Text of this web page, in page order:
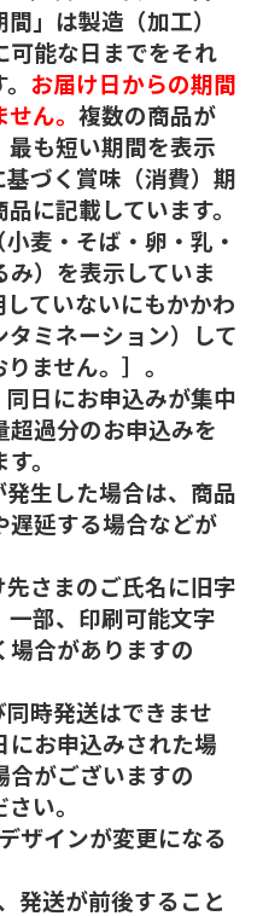
」は製造（加工）
可能な日までをそれ
お届け日からの期間
ん。 複数の商品が
も短い期間を表示
づく賞味（消費）期
に記載しています。
麦・そば・卵・乳・
）を表示していま
ていないにもかかわ
ミネーション）して
ません。］。
日にお申込みが集中
超過分のお申込みを
。
生した場合は、商品
遅延する場合などが
さまのご氏名に旧字
部、印刷可能文字
場合がありますの
時発送はできませ
にお申込みされた場
合がございますの
い。
ザインが変更になる
発送が前後すること